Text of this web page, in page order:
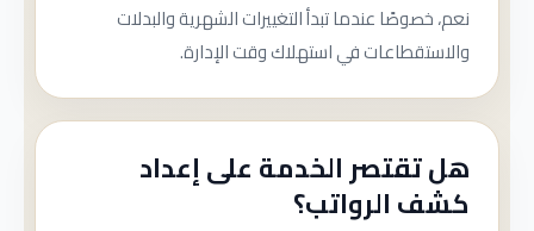
نعم، خصوصًا عندما تبدأ التغييرات الشهرية والبدلات
والاستقطاعات في استهلاك وقت الإدارة.
هل تقتصر الخدمة على إعداد
كشف الرواتب؟